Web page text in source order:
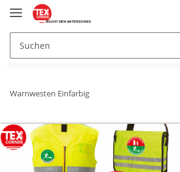
Warnwesten Einfarbig